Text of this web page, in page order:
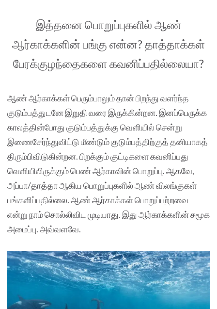
இத்தனை பொறுப்புகளில் ஆண்
ஆர்காக்களின் பங்கு என்ன? தாத்தாக்கள்
பேரக்குழந்தைகளை கவனிப்பதில்லையா?
ஆண் ஆர்காக்கள் பெரும்பாலும் தான் பிறந்து வளர்ந்த
குடும்பத்துடனே இறுதி வரை இருக்கின்றன. இனப்பெருக்க
காலத்தின்போது குடும்பத்துக்கு வெளியில் சென்று
இணைசேர்ந்துவிட்டு மீண்டும் குடும்பத்திற்குத் தனியாகத்
திரும்பிவிடுகின்றன. பிறக்கும் குட்டிகளை கவனிப்பது
வெளியிலிருக்கும் பெண் ஆர்காவின் பொறுப்பு. ஆகவே,
அப்பா/தாத்தா ஆகிய பொறுப்புகளில் ஆண் விலங்குகள்
பங்களிப்பதில்லை. ஆண் ஆர்காக்கள் பொறுப்பற்றவை
என்று நாம் சொல்லிவிட முடியாது. இது ஆர்காக்களின் சமூக
அமைப்பு. அவ்வளவே.